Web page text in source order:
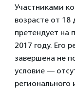
Участниками
возрасте от 18
претендует на
2017 году. Его
завершена не
условие —